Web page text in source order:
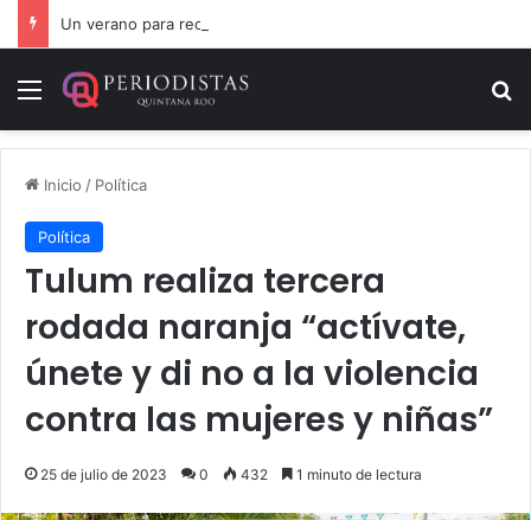
Menú
Inicio / Política
Política
Tulum realiza tercera
rodada naranja “actívate,
únete y di no a la violencia
contra las mujeres y niñas”
25 de julio de 2023 0 432 1 minuto de lectura